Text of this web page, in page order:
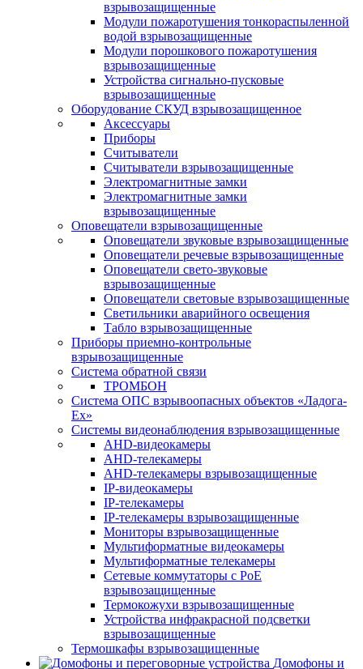
взрывозащищенные
Модули пожаротушения тонкораспыленной
водой взрывозащищенные
Модули порошкового пожаротушения
взрывозащищенные
Устройства сигнально-пусковые
взрывозащищенные
Оборудование СКУД взрывозащищенное
Аксессуары
Приборы
Считыватели
Считыватели взрывозащищенные
Электромагнитные замки
Электромагнитные замки
взрывозащищенные
Оповещатели взрывозащищенные
Оповещатели звуковые взрывозащищенные
Оповещатели речевые взрывозащищенные
Оповещатели свето-звуковые
взрывозащищенные
Оповещатели световые взрывозащищенные
Светильники аварийного освещения
Табло взрывозащищенные
Приборы приемно-контрольные
взрывозащищенные
Система обратной связи
ТРОМБОН
Система ОПС взрывоопасных объектов «Ладога-
Ex»
Системы видеонаблюдения взрывозащищенные
AHD-видеокамеры
AHD-телекамеры
AHD-телекамеры взрывозащищенные
IP-видеокамеры
IP-телекамеры
IP-телекамеры взрывозащищенные
Мониторы взрывозащищенные
Мультиформатные видеокамеры
Мультиформатные телекамеры
Сетевые коммутаторы с РоЕ
взрывозащищенные
Термокожухи взрывозащищенные
Устройства инфракрасной подсветки
взрывозащищенные
Термошкафы взрывозащищенные
Домофоны и